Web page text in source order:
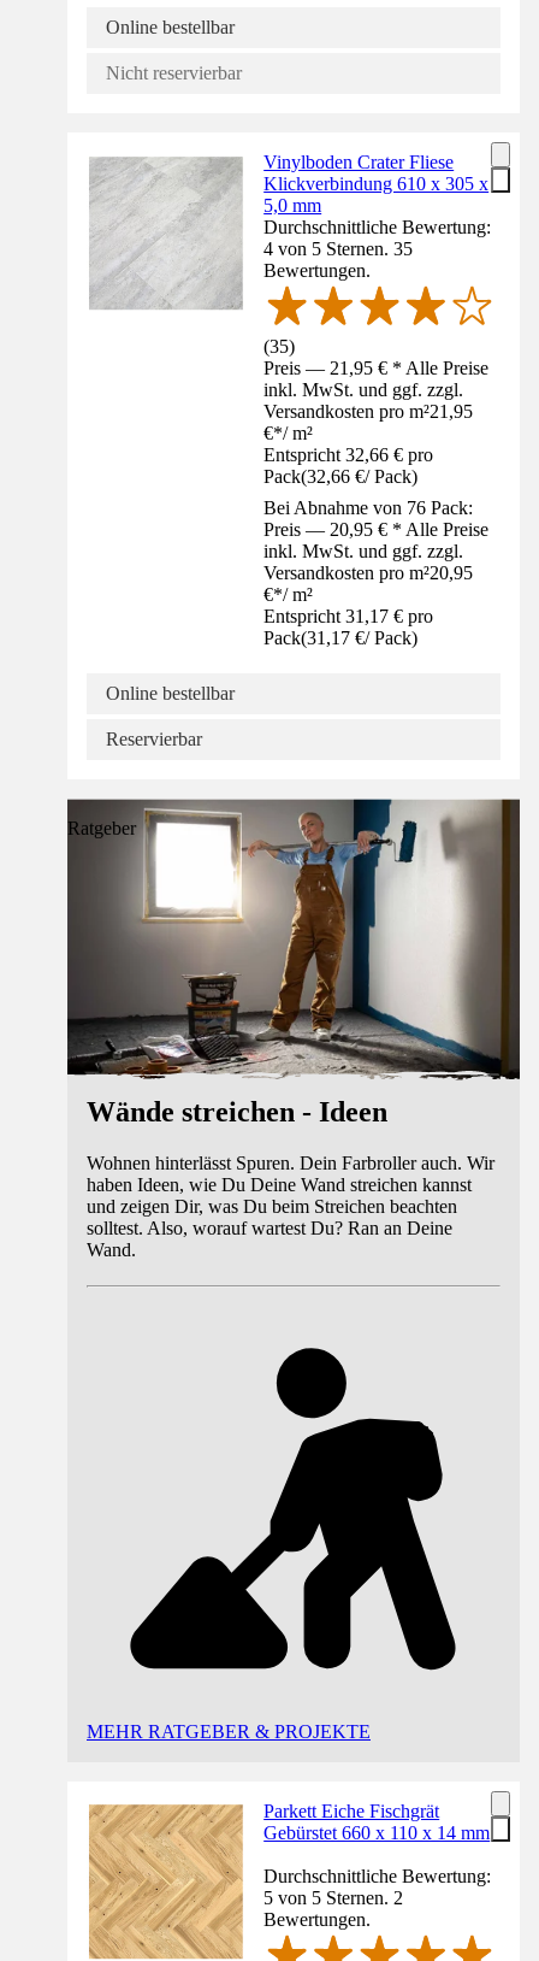
Online bestellbar
Nicht reservierbar
Vinylboden Crater Fliese
Klickverbindung 610 x 305 x
5,0 mm
Durchschnittliche Bewertung:
4 von 5 Sternen. 35
Bewertungen.
(35)
Preis — 21,95 € * Alle Preise
inkl. MwSt. und ggf. zzgl.
Versandkosten pro m²21,95
€*/ m²
Entspricht 32,66 € pro
Pack(32,66 €/ Pack)
Bei Abnahme von 76 Pack:
Preis — 20,95 € * Alle Preise
inkl. MwSt. und ggf. zzgl.
Versandkosten pro m²20,95
€*/ m²
Entspricht 31,17 € pro
Pack(31,17 €/ Pack)
Online bestellbar
Reservierbar
Ratgeber
Wände streichen - Ideen
Wohnen hinterlässt Spuren. Dein Farbroller auch. Wir
haben Ideen, wie Du Deine Wand streichen kannst
und zeigen Dir, was Du beim Streichen beachten
solltest. Also, worauf wartest Du? Ran an Deine
Wand.
MEHR RATGEBER & PROJEKTE
Parkett Eiche Fischgrät
Gebürstet 660 x 110 x 14 mm
Durchschnittliche Bewertung:
5 von 5 Sternen. 2
Bewertungen.